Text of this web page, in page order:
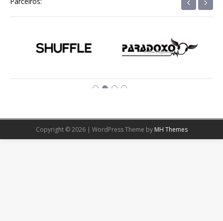
Copyright © 2026 | WordPress Theme by MH Themes